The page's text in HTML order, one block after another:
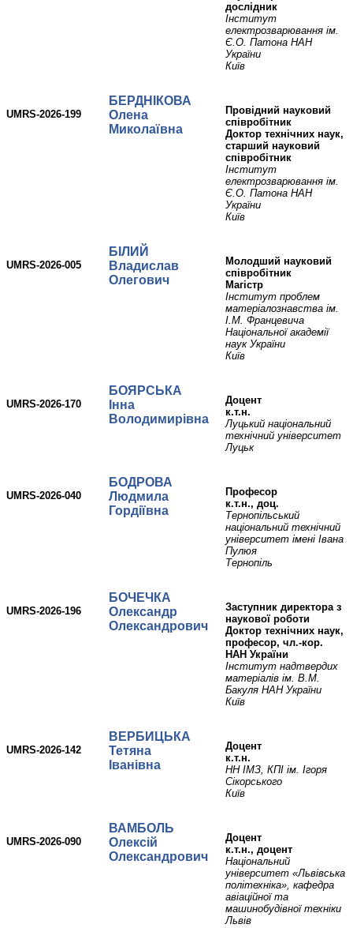
дослідник
Інститут
електрозварювання ім.
Є.О. Патона НАН
України
Київ
UMRS-2026-199
БЕРДНІКОВА
Олена
Миколаївна
Провідний науковий
співробітник
Доктор технічних наук,
старший науковий
співробітник
Інститут
електрозварювання ім.
Є.О. Патона НАН
України
Київ
UMRS-2026-005
БІЛИЙ
Владислав
Олегович
молодший науковий
співробітник
Магістр
Інститут проблем
матеріалознавства ім.
І.М. Францевича
Національної академії
наук України
Київ
UMRS-2026-170
БОЯРСЬКА
Інна
Володимирівна
доцент
к.т.н.
Луцький національний
технічний університет
Луцьк
UMRS-2026-040
БОДРОВА
Людмила
Гордіївна
професор
к.т.н., доц.
Тернопільський
національний технічний
університет імені Івана
Пулюя
Тернопіль
UMRS-2026-196
БОЧЕЧКА
Олександр
Олександрович
Заступник директора з
наукової роботи
Доктор технічних наук,
професор, чл.-кор.
НАН України
Інститут надтвердих
матеріалів ім. В.М.
Бакуля НАН України
Київ
UMRS-2026-142
ВЕРБИЦЬКА
Тетяна
Іванівна
доцент
к.т.н.
НН ІМЗ, КПІ ім. Ігоря
Сікорського
Київ
UMRS-2026-090
ВАМБОЛЬ
Олексій
Олександрович
доцент
к.т.н., доцент
Національний
університет «Львівська
політехніка», кафедра
авіаційної та
машинобудівної техніки
Львів